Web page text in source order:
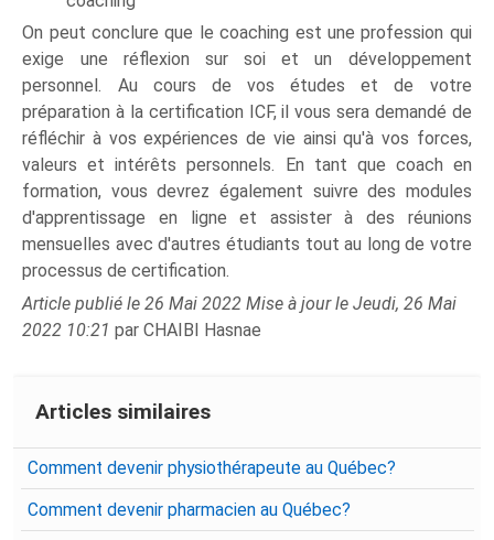
On peut conclure que le coaching est une profession qui
exige une réflexion sur soi et un développement
personnel. Au cours de vos études et de votre
préparation à la certification ICF, il vous sera demandé de
réfléchir à vos expériences de vie ainsi qu'à vos forces,
valeurs et intérêts personnels. En tant que coach en
formation, vous devrez également suivre des modules
d'apprentissage en ligne et assister à des réunions
mensuelles avec d'autres étudiants tout au long de votre
processus de certification.
Article publié le 26 Mai 2022 Mise à jour le Jeudi, 26 Mai
2022 10:21par CHAIBI Hasnae
Articles similaires
Comment devenir physiothérapeute au Québec?
Comment devenir pharmacien au Québec?